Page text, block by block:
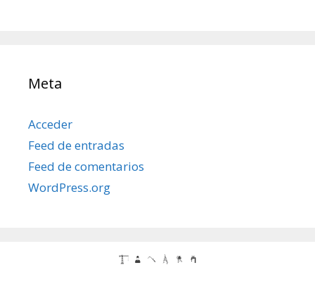
Meta
Acceder
Feed de entradas
Feed de comentarios
WordPress.org